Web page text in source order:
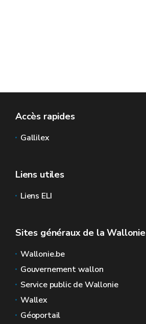
Accès rapides
Gallilex
Liens utiles
Liens ELI
Sites généraux de la Wallonie
Wallonie.be
Gouvernement wallon
Service public de Wallonie
Wallex
Géoportail